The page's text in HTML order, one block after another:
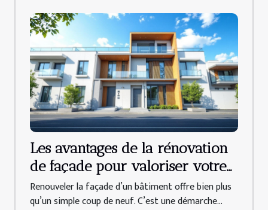
Les avantages de la rénovation
de façade pour valoriser votre
propriété
Renouveler la façade d’un bâtiment offre bien plus
qu’un simple coup de neuf. C’est une démarche...